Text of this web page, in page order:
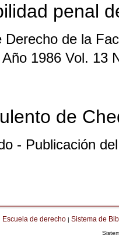
penal
Derecho de la
1986 Vol. 13
de
- Publicación
Escuela de derecho | Sistema de